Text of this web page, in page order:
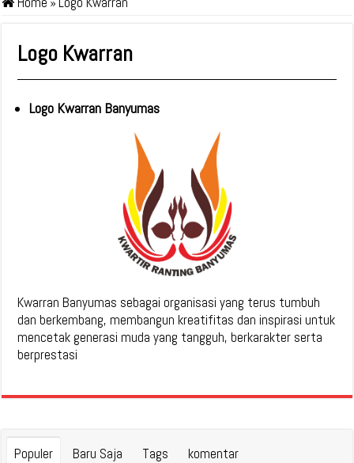
Logo Kwarran
Logo Kwarran Banyumas
Kwarran Banyumas sebagai organisasi yang terus tumbuh
dan berkembang, membangun kreatifitas dan inspirasi untuk
mencetak generasi muda yang tangguh, berkarakter serta
berprestasi
Populer Baru Saja Tags
komentar